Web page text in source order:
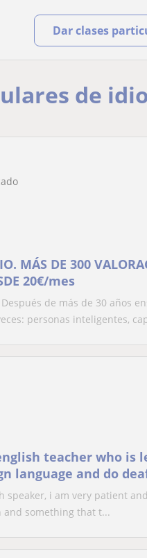
Dar clases
de
MÁS DE 300
20€/mes
Después de más de 30 años
personas inteligentes,
teacher who is
language and do
i happy to teach
speaker, i am very patient
and something that t...